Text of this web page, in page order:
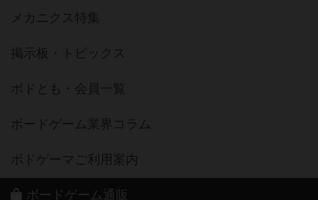
メカニクス特集
掲示板・トピックス
ボドとも・会員一覧
ボードゲーム業界コラム
ボドゲーマご利用案内
ボードゲーム通販